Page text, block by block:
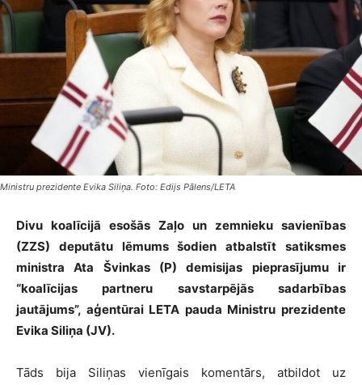
Ministru prezidente Evika Siliņa. Foto: Edijs Pālens/LETA
Divu koalīcijā esošās Zaļo un zemnieku savienības
(ZZS) deputātu lēmums šodien atbalstīt satiksmes
ministra Ata Švinkas (P) demisijas pieprasījumu ir
“koalīcijas partneru savstarpējās sadarbības
jautājums”, aģentūrai LETA pauda Ministru prezidente
Evika Siliņa (JV).
Tāds bija Siliņas vienīgais komentārs, atbildot uz